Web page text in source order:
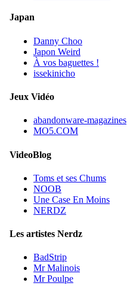
Japan
Danny Choo
Japon Weird
À vos baguettes !
issekinicho
Jeux Vidéo
abandonware-magazines
MO5.COM
VideoBlog
Toms et ses Chums
NOOB
Une Case En Moins
NERDZ
Les artistes Nerdz
BadStrip
Mr Malinois
Mr Poulpe